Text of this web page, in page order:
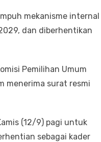
mekanisme internal
dan diberhentikan
Pemilihan Umum
menerima surat resmi
(12/9) pagi untuk
sebagai kader